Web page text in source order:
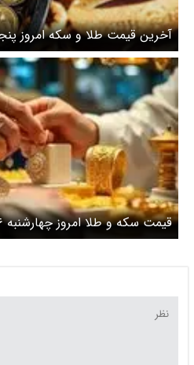
طلا دوباره اوج گرفت، سکه
عیار امروز چند؟ + جدول